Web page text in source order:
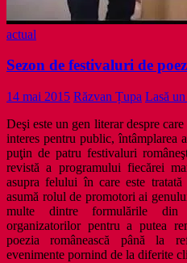
actual
Sezon de festivaluri de
14 mai 2015 Răzvan Țupa Lasă
Deşi este un gen literar despre
interes pentru public, întâmplarea
puţin de patru festivaluri
revistă a programului fiecărei
asupra felului în care este
asumă rolul de promotori ai
multe dintre formulările din
organizatorilor pentru a putea
poezia românească până la
evenimente pornind de la diferite